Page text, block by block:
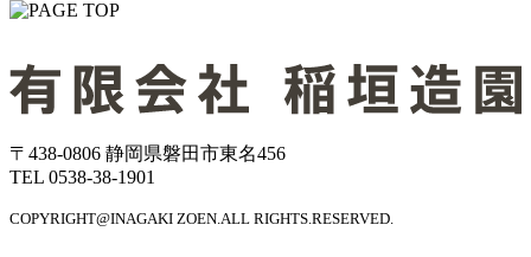
〒438-0806 静岡県磐田市東名456
TEL 0538-38-1901
COPYRIGHT@INAGAKI ZOEN.ALL RIGHTS.RESERVED.